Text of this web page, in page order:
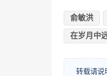
俞敏洪
在岁月中
转载请说